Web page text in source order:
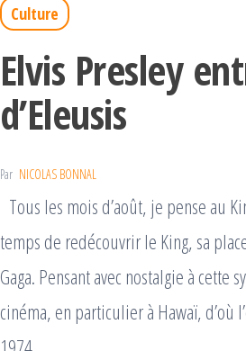
Culture
Elvis Presley
d’Eleusis
Par NICOLAS BONNAL
Tous les mois d’août, je pense au
temps de redécouvrir le King, sa
Gaga. Pensant avec nostalgie à cette
cinéma, en particulier à Hawaï, d’où